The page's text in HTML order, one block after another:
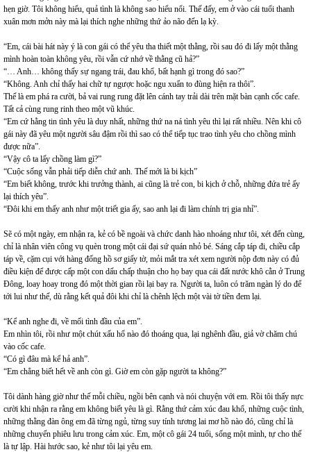
hẹn giờ. Tôi không hiểu, quả tình là không sao hiểu nổi. Thế đấy, em ở vào cái tuổi thanh
xuân mơn mởn này mà lại thích nghe những thứ ảo não đến lạ kỳ.
“Em, cái bài hát này ý là con gái có thể yêu tha thiết một thằng, rồi sau đó đi lấy một thằng
mình hoàn toàn không yêu, rồi vẫn cứ nhớ về thằng cũ hả?”
“… Anh… không thấy sự ngang trái, đau khổ, bất hạnh gì trong đó sao?”
“Không. Anh chỉ thấy hai chữ tự ngược hoặc ngu xuẩn to đùng hiện ra thôi”.
Thế là em phá ra cười, bả vai rung rung đặt lên cánh tay trải dài trên mặt bàn cạnh cốc cafe.
Tất cả cùng rung rinh theo một vũ khúc.
“Em cứ hằng tin tình yêu là duy nhất, những thứ na ná tình yêu thì lại rất nhiều. Nên khi cô
gái này đã yêu một người sâu đậm rồi thì sao có thể tiếp tục trao tình yêu cho chồng mình
được nữa”.
“Vậy cô ta lấy chồng làm gì?”
“Cuộc sống vẫn phải tiếp diễn chứ anh. Thế mới là bi kịch”
“Em biết không, trước khi trưởng thành, ai cũng là trẻ con, bi kịch ở chỗ, những đứa trẻ ấy
lại thích yêu”.
“Đôi khi em thấy anh như một triết gia ấy, sao anh lại đi làm chính trị gia nhỉ”.
Sẽ có một ngày, em nhận ra, kẻ có bề ngoài và chức danh hào nhoáng như tôi, xét đến cùng,
chỉ là nhân viên công vụ quèn trong một cái đại sứ quán nhỏ bé. Sáng cắp táp đi, chiều cắp
táp về, cặm cụi với hàng đống hồ sơ giấy tờ, mỏi mắt tra xét xem người nộp đơn này có đủ
điều kiện để được cấp một con dấu chấp thuận cho họ bay qua cái đất nước khô cằn ở Trung
Đông, loay hoay trong đó một thời gian rồi lại bay ra. Người ta, luôn có trăm ngàn lý do để
tới lui như thế, dù rằng kết quả đôi khi chỉ là chênh lệch một vài tờ tiền đem lại.
“Kể anh nghe đi, về mối tình đầu của em”.
Em nhìn tôi, rồi như một chút xấu hổ nào đó thoáng qua, lại nghênh đầu, giả vờ chăm chú
vào cốc cafe.
“Có gì đâu mà kể hả anh”.
“Em chẳng biết hết về anh còn gì. Giờ em còn gặp người ta không?”
Tôi dành hàng giờ như thế mỗi chiều, ngồi bên cạnh và nói chuyện với em. Rồi tôi thấy nực
cười khi nhận ra rằng em không biết yêu là gì. Rằng thứ cảm xúc đau khổ, những cuộc tình,
những thằng đàn ông em đã từng ngủ, từng suy tính tương lai mơ hồ nào đó, cũng chỉ là
những chuyến phiêu lưu trong cảm xúc. Em, một cô gái 24 tuổi, sống một mình, tự cho thế
là tự lập. Hài hước sao, kẻ như tôi lại yêu em.